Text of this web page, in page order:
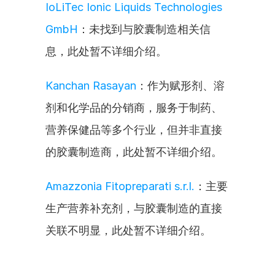
IoLiTec Ionic Liquids Technologies
GmbH ：未找到与胶囊制造相关信
息，此处暂不详细介绍。
Kanchan Rasayan ：作为赋形剂、溶
剂和化学品的分销商，服务于制药、
营养保健品等多个行业，但并非直接
的胶囊制造商，此处暂不详细介绍。
Amazzonia Fitopreparati s.r.l. ：主要
生产营养补充剂，与胶囊制造的直接
关联不明显，此处暂不详细介绍。